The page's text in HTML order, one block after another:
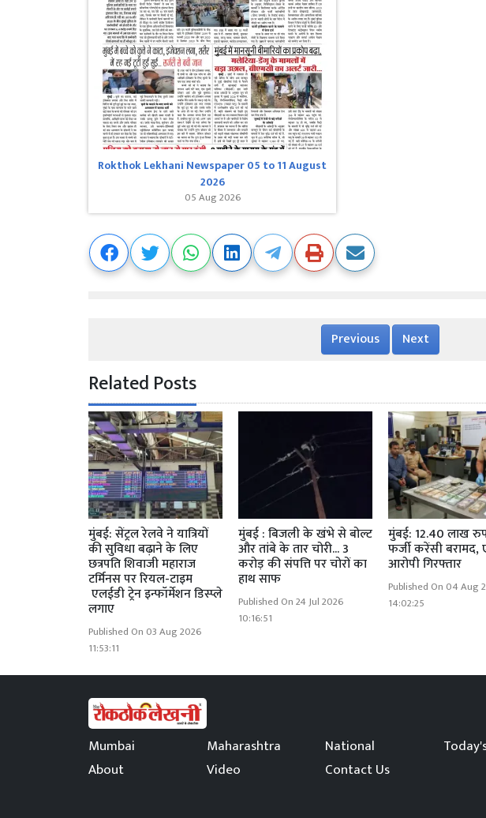
Rokthok Lekhani Newspaper 05 to 11 August
2026
05 Aug 2026
Previous Next
Related Posts
मुंबई: सेंट्रल रेलवे ने यात्रियों
की सुविधा बढ़ाने के लिए
छत्रपति शिवाजी महाराज
टर्मिनस पर रियल-टाइम
एलईडी ट्रेन इन्फॉर्मेशन डिस्प्ले
लगाए
Published On 03 Aug 2026
11:53:11
मुंबई : बिजली के खंभे से बोल्ट
और तांबे के तार चोरी... 3
करोड़ की संपत्ति पर चोरों का
हाथ साफ
Published On 24 Jul 2026
10:16:51
मुंबई: 12.40 लाख
फर्जी करेंसी
आरोपी गिरफ्तार
Published On 04 Aug
14:02:25
Mumbai Maharashtra National
About
Video Contact Us